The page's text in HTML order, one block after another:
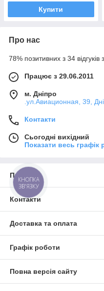
Купити
Про нас
78% позитивних з 34 відгуків
Працює з 29.06.2011
м. Дніпро
.ул.Авиационная, 39,
Контакти
Сьогодні вихідний
Показати весь графік
Про нас
Контакти
Доставка та оплата
Графік роботи
Повна версія сайту
КНОПКА
ЗВ'ЯЗКУ